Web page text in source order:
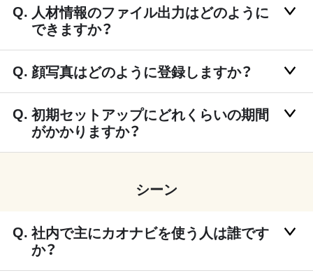
人材情報のファイル出力はどのように
できますか？
顔写真はどのように登録しますか？
初期セットアップにどれくらいの期間
がかかりますか？
シーン
社内で主にカオナビを使う人は誰です
か？